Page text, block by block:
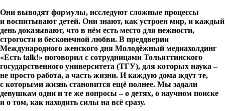
Они выводят формулы, исследуют сложные процессы
и воспитывают детей. Они знают, как устроен мир, и каждый
день доказывают, что в нём есть место для нежности,
строгости и бесконечной любви. В преддверии
Международного женского дня Молодёжный медиахолдинг
«Есть talk!» поговорил с сотрудницами Тольяттинского
государственного университета (ТГУ), для которых наука –
не просто работа, а часть жизни. И каждую дома ждут те,
с которыми жизнь становится ещё полнее. Мы задали
девушкам одни и те же вопросы – о детях, о научном поиске
и о том, как находить силы на всё сразу.